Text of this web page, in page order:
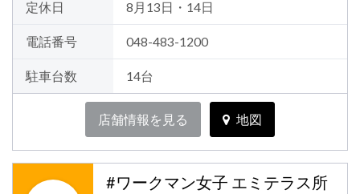
定休日 8月13日・14日
電話番号 048-483-1200
駐車台数 14台
店舗情報を見る 地図
#ワークマン女子 エミテラス所